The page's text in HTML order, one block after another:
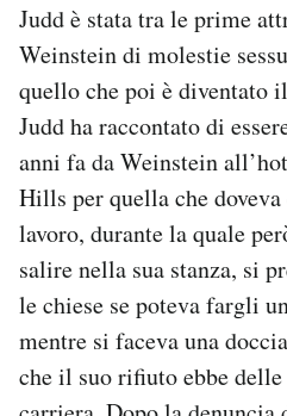
Judd è stata tra le prime
Weinstein di molestie
quello che poi è diventato
Judd ha raccontato di
anni fa da Weinstein
Hills per quella che
lavoro, durante la quale
salire nella sua stanza, si
le chiese se poteva fargli
mentre si faceva una
che il suo rifiuto ebbe delle